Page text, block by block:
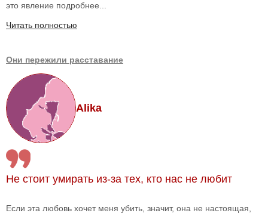
это явление подробнее...
Читать полностью
Они пережили расставание
Alika
Не стоит умирать из-за тех, кто нас не любит
Если эта любовь хочет меня убить, значит, она не настоящая,